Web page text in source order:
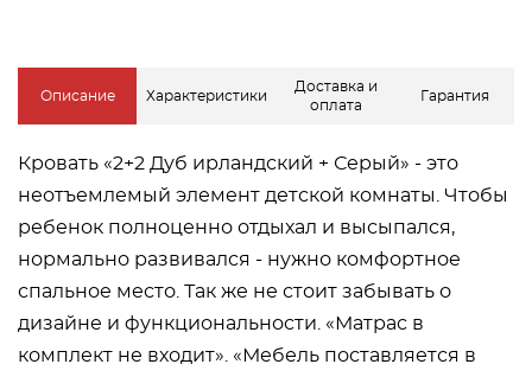
Описание Характеристики
Доставка и
оплата
Гарантия
Кровать «2+2 Дуб ирландский + Серый» - это
неотъемлемый элемент детской комнаты. Чтобы
ребенок полноценно отдыхал и высыпался,
нормально развивался - нужно комфортное
спальное место. Так же не стоит забывать о
дизайне и функциональности. «Матрас в
комплект не входит». «Мебель поставляется в